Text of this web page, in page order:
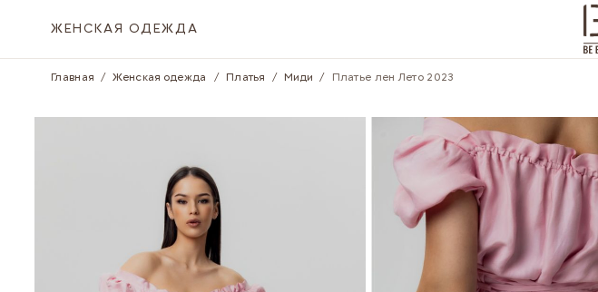
ЖЕНСКАЯ ОДЕЖДА
Главная / Женская одежда / Платья / Миди / Платье лен Лето 2023